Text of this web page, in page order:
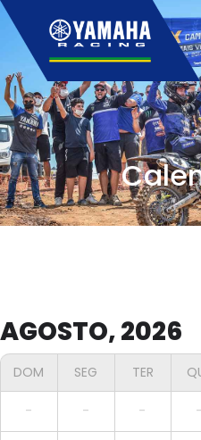
AGOSTO, 2026
DOM SEG TER
- - - -